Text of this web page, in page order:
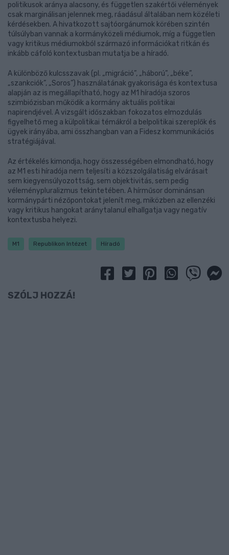
politikusok aránya alacsony, és független szakértői vélemények
csak marginálisan jelennek meg, ráadásul általában nem közéleti
kérdésekben. A hivatkozott sajtóorgánumok körében szintén
túlsúlyban vannak a kormányközeli médiumok, míg a független
vagy kritikus médiumokból származó információkat ritkán és
inkább cáfoló kontextusban mutatja be a híradó.
A különböző kulcsszavak (pl. „migráció”, „háború”, „béke”,
„szankciók”, „Soros”) használatának gyakorisága és kontextusa
alapján az is megállapítható, hogy az M1 híradója szoros
szimbiózisban működik a kormány aktuális politikai
napirendjével. A vizsgált időszakban fokozatos elmozdulás
figyelhető meg a külpolitikai témákról a belpolitikai szereplők és
ügyek irányába, ami összhangban van a Fidesz kommunikációs
stratégiájával.
Az értékelés kimondja, hogy összességében elmondható, hogy
az M1 esti híradója nem teljesíti a közszolgálatiság elvárásait
sem kiegyensúlyozottság, sem objektivitás, sem pedig
véleménypluralizmus tekintetében. A hírműsor dominánsan
kormánypárti nézőpontokat jelenít meg, miközben az ellenzéki
vagy kritikus hangokat aránytalanul elhallgatja vagy negatív
kontextusba helyezi.
M1 Republikon Intézet Híradó
SZÓLJ HOZZÁ!